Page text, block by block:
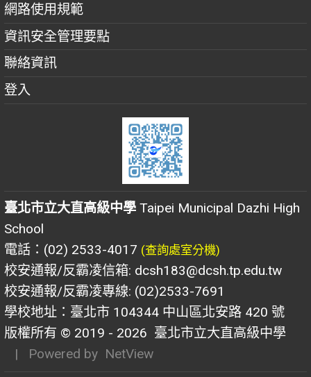
網路使用規範
資訊安全管理要點
聯絡資訊
登入
臺北市立大直高級中學 Taipei Municipal Dazhi High
School
電話：(02) 2533-4017 (查詢處室分機)
校安通報/反霸凌信箱: dcsh183@dcsh.tp.edu.tw
校安通報/反霸凌專線: (02)2533-7691
學校地址：臺北市 104344 中山區北安路 420 號
版權所有 © 2019 - 2026 臺北市立大直高級中學
| Powered by NetView